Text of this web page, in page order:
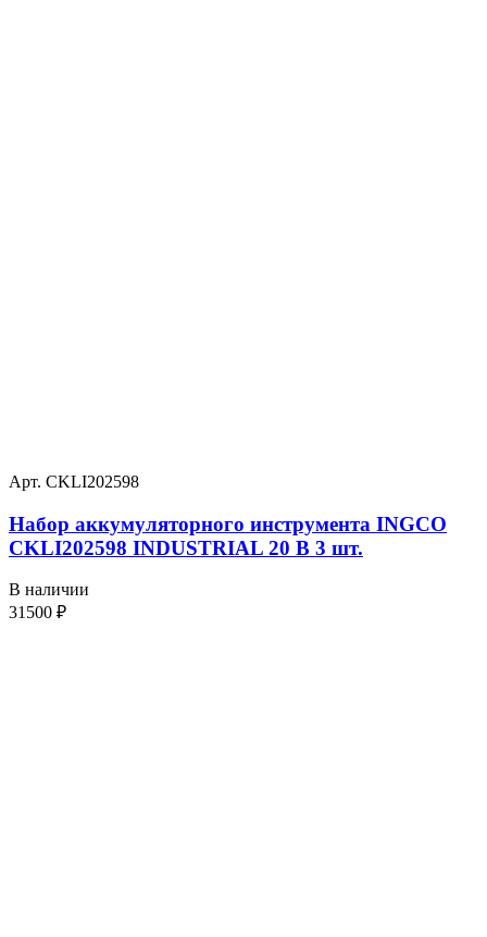
Арт. CKLI202598
Набор аккумуляторного инструмента INGCO
CKLI202598 INDUSTRIAL 20 В 3 шт.
В наличии
31500 ₽